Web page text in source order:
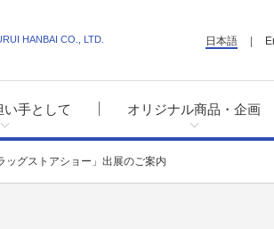
HANBAI CO., LTD.
手として オリジナル商品・企画
日本語
ッグストアショー」出展のご案内